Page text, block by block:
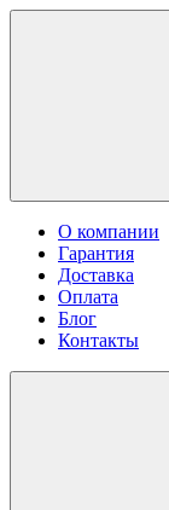
О компании
Гарантия
Доставка
Оплата
Блог
Контакты